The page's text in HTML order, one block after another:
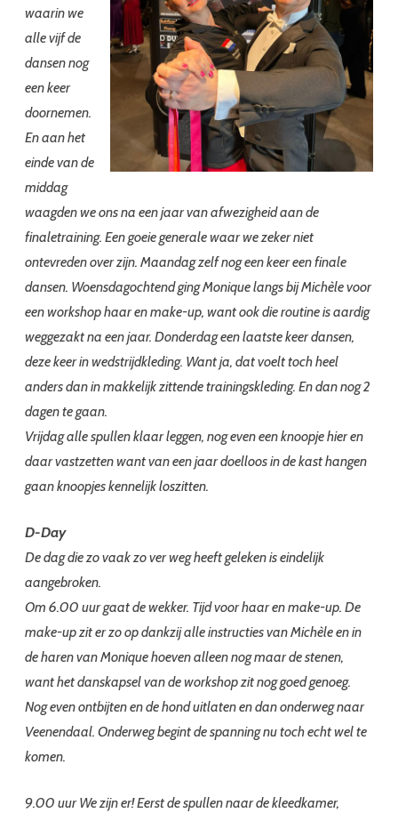
waarin we
alle vijf de
dansen nog
een keer
doornemen.
En aan het
einde van de
middag
waagden we ons na een jaar van afwezigheid aan de
finaletraining. Een goeie generale waar we zeker niet
ontevreden over zijn. Maandag zelf nog een keer een finale
dansen. Woensdagochtend ging Monique langs bij Michèle voor
een workshop haar en make-up, want ook die routine is aardig
weggezakt na een jaar. Donderdag een laatste keer dansen,
deze keer in wedstrijdkleding. Want ja, dat voelt toch heel
anders dan in makkelijk zittende trainingskleding. En dan nog 2
dagen te gaan.
Vrijdag alle spullen klaar leggen, nog even een knoopje hier en
daar vastzetten want van een jaar doelloos in de kast hangen
gaan knoopjes kennelijk loszitten.
D-Day
De dag die zo vaak zo ver weg heeft geleken is eindelijk
aangebroken.
Om 6.00 uur gaat de wekker. Tijd voor haar en make-up. De
make-up zit er zo op dankzij alle instructies van Michèle en in
de haren van Monique hoeven alleen nog maar de stenen,
want het danskapsel van de workshop zit nog goed genoeg.
Nog even ontbijten en de hond uitlaten en dan onderweg naar
Veenendaal. Onderweg begint de spanning nu toch echt wel te
komen.
9.00 uur We zijn er! Eerst de spullen naar de kleedkamer,